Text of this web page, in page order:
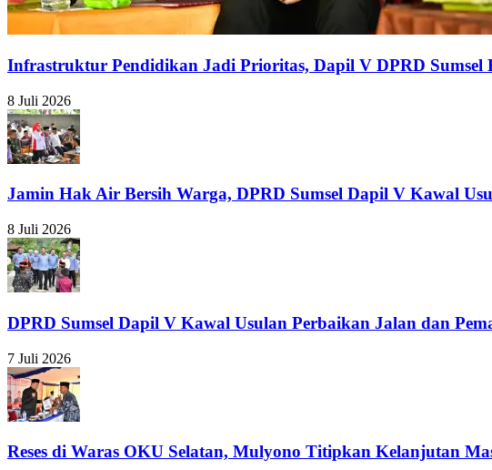
Infrastruktur Pendidikan Jadi Prioritas, Dapil V DPRD Sumsel
8 Juli 2026
Jamin Hak Air Bersih Warga, DPRD Sumsel Dapil V Kawal
8 Juli 2026
DPRD Sumsel Dapil V Kawal Usulan Perbaikan Jalan dan
7 Juli 2026
Reses di Waras OKU Selatan, Mulyono Titipkan Kelanjutan